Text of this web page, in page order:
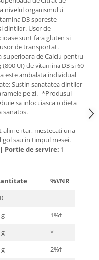
nivelul organismului
D3 sporeste
dintilor. Usor de
sunt fara gluten si
de transportat.
superioara de Calciu pentru
UI) de vitamina D3 si 60
este ambalata individual
Sustin sanatatea dintilor
pe zi. *Produsul
sa inlocuiasca o dieta
sanatos.
alimentar, mestecati una
gol sau in timpul mesei.
| Portie de servire: 1
%VNR
g
1%†
g
*
g
2%†